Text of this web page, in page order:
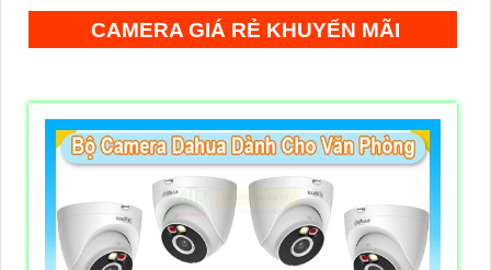
CAMERA GIÁ RẺ KHUYẾN MÃI